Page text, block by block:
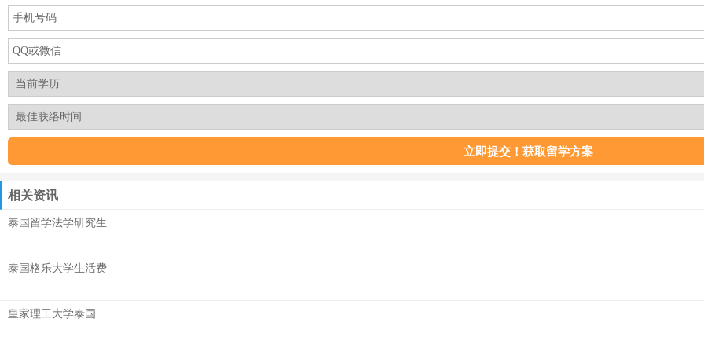
相关资讯
泰国留学法学研究生
泰国格乐大学生活费
皇家理工大学泰国